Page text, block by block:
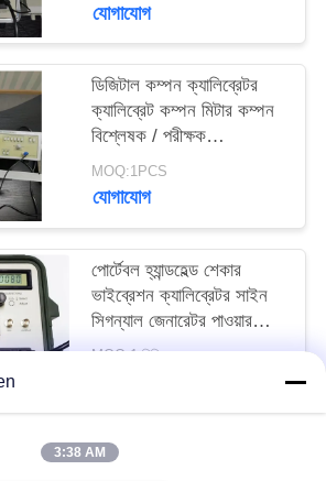
যোগাযোগ
ডিজিটাল কম্পন ক্যালিব্রেটর
ক্যালিব্রেট কম্পন মিটার কম্পন
বিশ্লেষক / পরীক্ষক
ISO10816 HG-5020i
MOQ:1PCS
যোগাযোগ
পোর্টেবল হ্যান্ডহেল্ড শেকার
ভাইব্রেশন ক্যালিব্রেটর সাইন
সিগন্যাল জেনারেটর পাওয়ার
অ্যামপ্লিফায়ার
MOQ:1 পিসি
3:38 AM